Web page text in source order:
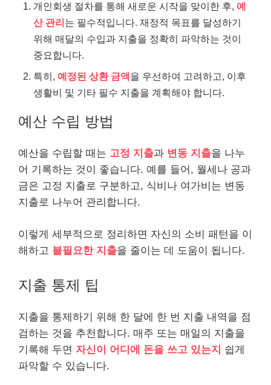
개인회생 절차를 통해 새로운 시작을 맞이한 후, 예
산 관리는 필수적입니다. 재정적 목표를 달성하기
위해 매달의 수입과 지출을 정확히 파악하는 것이
중요합니다.
특히, 예정된 상환 금액을 우선하여 고려하고, 이후
생활비 및 기타 필수 지출을 계획해야 합니다.
예산 수립 방법
예산을 수립할 때는 고정 지출과 변동 지출을 나누
어 기록하는 것이 좋습니다. 예를 들어, 월세나 공과
금은 고정 지출로 구분하고, 식비나 여가비는 변동
지출로 나누어 관리합니다.
이렇게 세부적으로 정리하면 자신의 소비 패턴을 이
해하고 불필요한 지출을 줄이는 데 도움이 됩니다.
지출 통제 팁
지출을 통제하기 위해 한 달에 한 번 지출 내역을 점
검하는 것을 추천합니다. 매주 또는 매일의 지출을
기록해 두면 자신이 어디에 돈을 쓰고 있는지 쉽게
파악할 수 있습니다.